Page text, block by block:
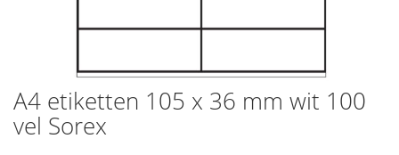
Ga
naar
het
A4 etiketten 105 x 36 mm wit 100
vel Sorex